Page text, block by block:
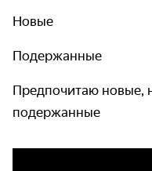
Новые
Подержанные
Предпочитаю новые,
подержанные